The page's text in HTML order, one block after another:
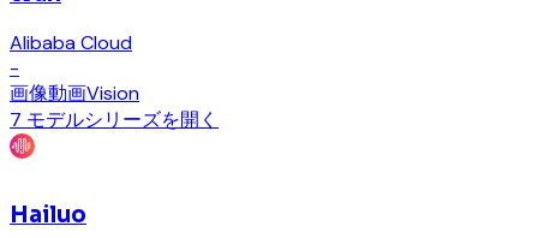
Alibaba Cloud
-
画像動画Vision
7 モデルシリーズを開く
Hailuo